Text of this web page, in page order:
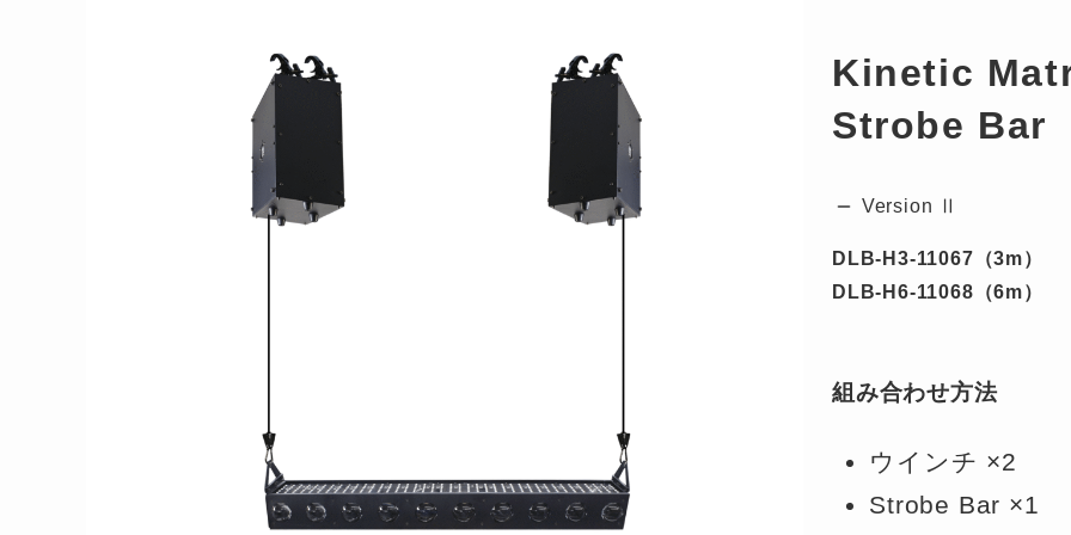
Kinetic
Strobe Bar
Version Ⅱ
DLB-H3-11067（3m）
DLB-H6-11068（6m）
組み合わせ方法
ウインチ ×2
Strobe Bar ×1